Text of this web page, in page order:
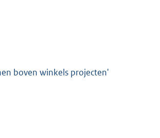
boven winkels projecten'